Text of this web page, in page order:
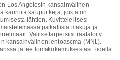
Los Angelesin kansainvälinen
kauniita kaupunkeja, joista on
lähtien. Kuvittele itsesi
paikallisia makuja ja
Valitse tarpeisiisi räätälöity
kansainvälinen lentoasema (MNL).
ja tee lomakokemuksestasi todella